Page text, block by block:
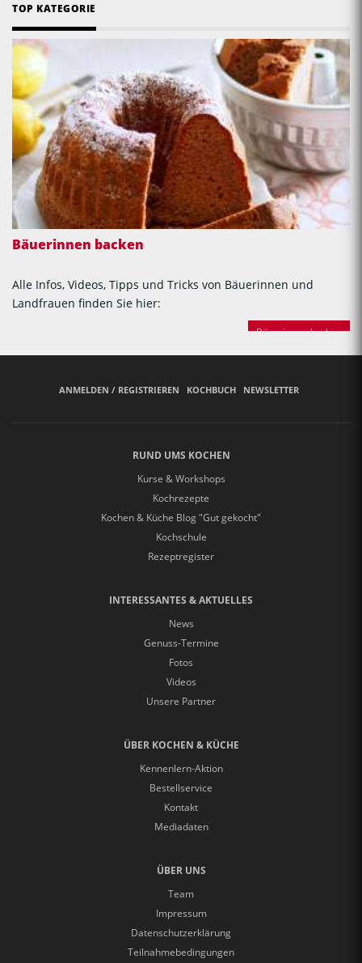
TOP KATEGORIE
Bäuerinnen backen
Alle Infos, Videos, Tipps und Tricks von Bäuerinnen und
Landfrauen finden Sie hier:
Bäuerinnen backen
ANMELDEN / REGISTRIEREN KOCHBUCH NEWSLETTER
RUND UMS KOCHEN
Kurse & Workshops
Kochrezepte
Kochen & Küche Blog "Gut gekocht"
Kochschule
Rezeptregister
INTERESSANTES & AKTUELLES
News
Genuss-Termine
Fotos
Videos
Unsere Partner
ÜBER KOCHEN & KÜCHE
Kennenlern-Aktion
Bestellservice
Kontakt
Mediadaten
ÜBER UNS
Team
Impressum
Datenschutzerklärung
Teilnahmebedingungen